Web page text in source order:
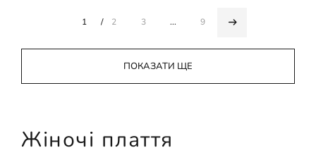
1 2 3 ... 9
ПОКАЗАТИ ЩЕ
Жіночі плаття